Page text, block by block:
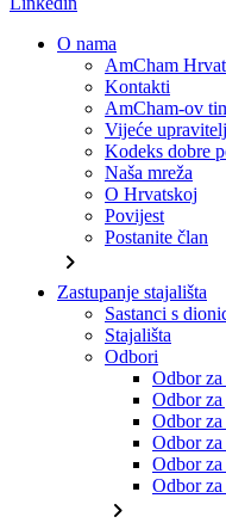
O nama
AmCham
Kontakti
AmCham-ov
Vijeće
Kodeks dobre
Naša mreža
O Hrvatskoj
Povijest
Postanite član
chevron_right
Zastupanje stajališta
Sastanci s
Stajališta
Odbori
Odbor
Odbor
Odbor
Odbor
Odbor
Odbor za
chevron_right